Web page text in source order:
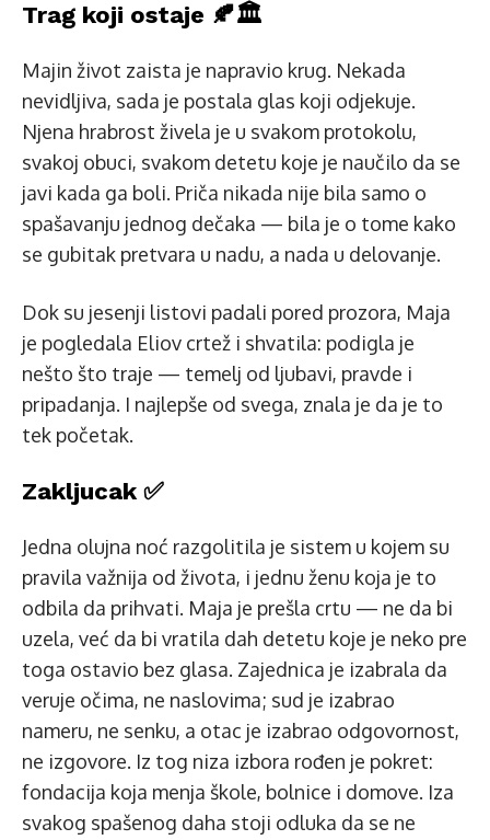
Trag koji ostaje 🍂🏛️
Majin život zaista je napravio krug. Nekada
nevidljiva, sada je postala glas koji odjekuje.
Njena hrabrost živela je u svakom protokolu,
svakoj obuci, svakom detetu koje je naučilo da se
javi kada ga boli. Priča nikada nije bila samo o
spašavanju jednog dečaka — bila je o tome kako
se gubitak pretvara u nadu, a nada u delovanje.
Dok su jesenji listovi padali pored prozora, Maja
je pogledala Eliov crtež i shvatila: podigla je
nešto što traje — temelj od ljubavi, pravde i
pripadanja. I najlepše od svega, znala je da je to
tek početak.
Zakljucak ✅
Jedna olujna noć razgolitila je sistem u kojem su
pravila važnija od života, i jednu ženu koja je to
odbila da prihvati. Maja je prešla crtu — ne da bi
uzela, već da bi vratila dah detetu koje je neko pre
toga ostavio bez glasa. Zajednica je izabrala da
veruje očima, ne naslovima; sud je izabrao
nameru, ne senku, a otac je izabrao odgovornost,
ne izgovore. Iz tog niza izbora rođen je pokret:
fondacija koja menja škole, bolnice i domove. Iza
svakog spašenog daha stoji odluka da se ne